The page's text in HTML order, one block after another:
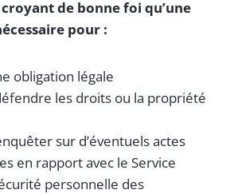
de bonne foi qu’une
pour :
obligation légale
les droits ou la propriété
sur d’éventuels actes
en rapport avec le Service
personnelle des